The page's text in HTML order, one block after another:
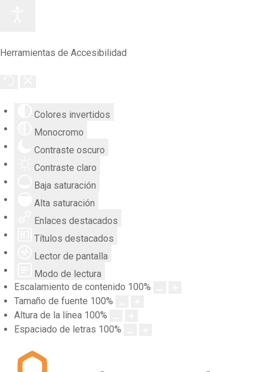
Herramientas de Accesibilidad
Colores invertidos
Monocromo
Contraste oscuro
Contraste claro
Baja saturación
Alta saturación
Enlaces destacados
Títulos destacados
Lector de pantalla
Modo de lectura
Escalamiento de contenido 100%
Tamaño de fuente 100%
Altura de la línea 100%
Espaciado de letras 100%